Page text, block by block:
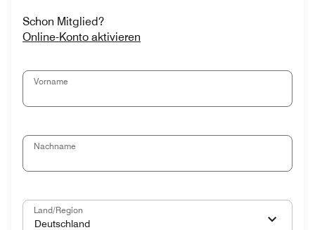
Schon Mitglied?
Online-Konto aktivieren
Vorname
Nachname
Land/Region
Deutschland